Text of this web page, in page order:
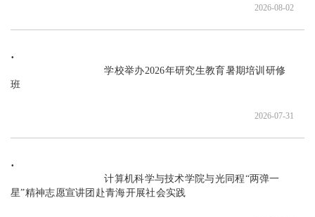
2026-08-02
                               学校举办2026年研究生教育暑期培训研修
班
2026-07-31
                               计算机科学与技术学院与光同程“两弹一
星”精神志愿宣讲团赴青海开展社会实践